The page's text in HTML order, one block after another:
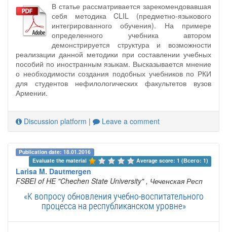
В статье рассматривается зарекомендовавшая
себя методика CLIL (предметно-языкового
интегрированного обучения). На примере
определенного учебника автором
демонстрируется структура и возможности
реализации данной методики при составлении учебных
пособий по иностранным языкам. Высказывается мнение
о необходимости создания подобных учебников по РКИ
для студентов нефилологических факультетов вузов
Армении.
Discussion platform | Leave a comment
Publication date: 18.01.2016
Evaluate the material
Average score: 1 (Всего: 1)
Larisa M. Dautmergen
FSBEI of HE "Chechen State University" , Чеченская Респ
«К вопросу обновления учебно-воспитательного
процесса на республиканском уровне»